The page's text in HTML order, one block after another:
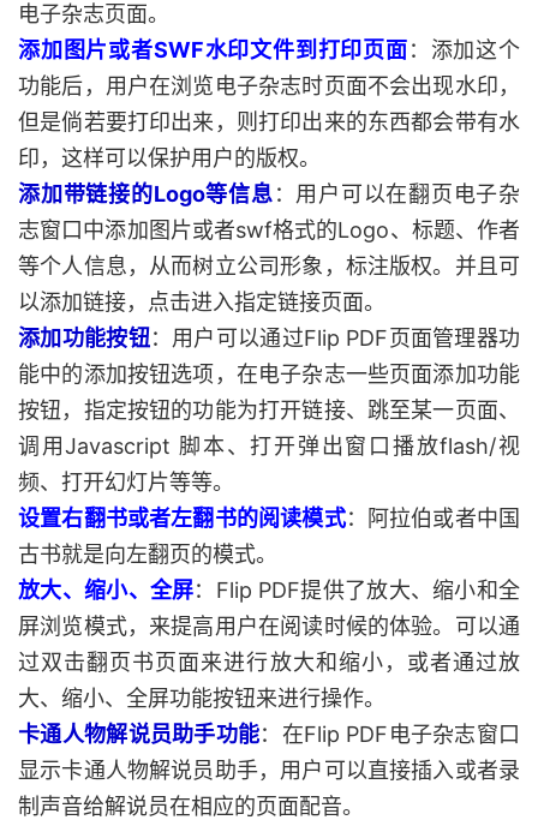
电子杂志页面。
添加图片或者SWF水印文件到打印页面：添加这个
功能后，用户在浏览电子杂志时页面不会出现水印，
但是倘若要打印出来，则打印出来的东西都会带有水
印，这样可以保护用户的版权。
添加带链接的Logo等信息：用户可以在翻页电子杂
志窗口中添加图片或者swf格式的Logo、标题、作者
等个人信息，从而树立公司形象，标注版权。并且可
以添加链接，点击进入指定链接页面。
添加功能按钮：用户可以通过Flip PDF页面管理器功
能中的添加按钮选项，在电子杂志一些页面添加功能
按钮，指定按钮的功能为打开链接、跳至某一页面、
调用Javascript 脚本、打开弹出窗口播放flash/视
频、打开幻灯片等等。
设置右翻书或者左翻书的阅读模式：阿拉伯或者中国
古书就是向左翻页的模式。
放大、缩小、全屏：Flip PDF提供了放大、缩小和全
屏浏览模式，来提高用户在阅读时候的体验。可以通
过双击翻页书页面来进行放大和缩小，或者通过放
大、缩小、全屏功能按钮来进行操作。
卡通人物解说员助手功能：在Flip PDF电子杂志窗口
显示卡通人物解说员助手，用户可以直接插入或者录
制声音给解说员在相应的页面配音。